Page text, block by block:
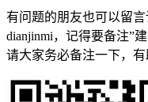
有问题的朋友也可以留言
dianjinmi，记得要备注”
请大家务必备注一下，有